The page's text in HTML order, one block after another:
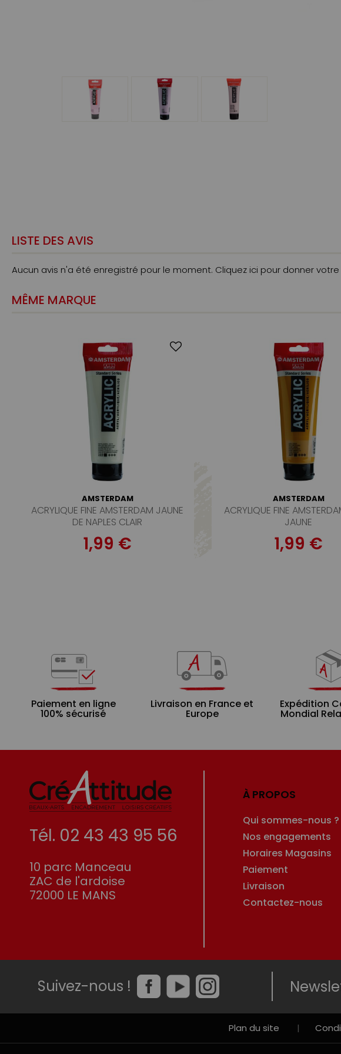
LISTE DES AVIS
Aucun avis n'a été enregistré pour le moment. Cliquez ici pour donner votre
MÊME MARQUE
AMSTERDAM
ACRYLIQUE FINE AMSTERDAM JAUNE
DE NAPLES CLAIR
1,99 €
AMSTERDAM
ACRYLIQUE FINE
JAUNE
1,99 €
Paiement en ligne
100% sécurisé
Livraison en France et
Europe
Expédition
Mondial
Tél. 02 43 43 95 56
10 parc Manceau
ZAC de l'ardoise
72000 LE MANS
À PROPOS
Qui sommes-nous ?
Nos engagements
Horaires Magasins
Paiement
Livraison
Contactez-nous
Suivez-nous !
Plan du site |